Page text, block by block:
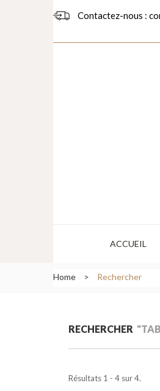
Contactez-nous :
ACCUEIL
Home > Rechercher
RECHERCHER
Résultats 1 - 4 sur 4.